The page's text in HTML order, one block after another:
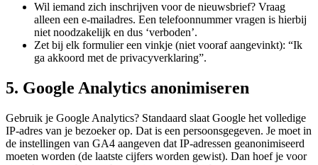
Wil iemand zich inschrijven voor de nieuwsbrief? Vraag
alleen een e-mailadres. Een telefoonnummer vragen is hierbij
niet noodzakelijk en dus ‘verboden’.
Zet bij elk formulier een vinkje (niet vooraf aangevinkt): “Ik
ga akkoord met de privacyverklaring”.
5. Google Analytics anonimiseren
Gebruik je Google Analytics? Standaard slaat Google het volledige
IP-adres van je bezoeker op. Dat is een persoonsgegeven. Je moet in
de instellingen van GA4 aangeven dat IP-adressen geanonimiseerd
moeten worden (de laatste cijfers worden gewist). Dan hoef je voor